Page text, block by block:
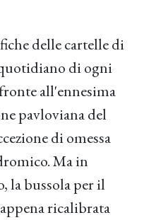
delle cartelle di
di ogni
all'ennesima
pavloviana del
di omessa
Ma in
la bussola per il
ricalibrata